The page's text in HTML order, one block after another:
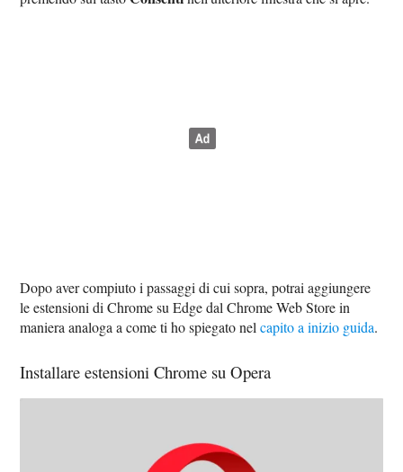
Dopo aver compiuto i passaggi di cui sopra, potrai aggiungere
le estensioni di Chrome su Edge dal Chrome Web Store in
maniera analoga a come ti ho spiegato nelcapito a inizio guida.
Installare estensioni Chrome su Opera